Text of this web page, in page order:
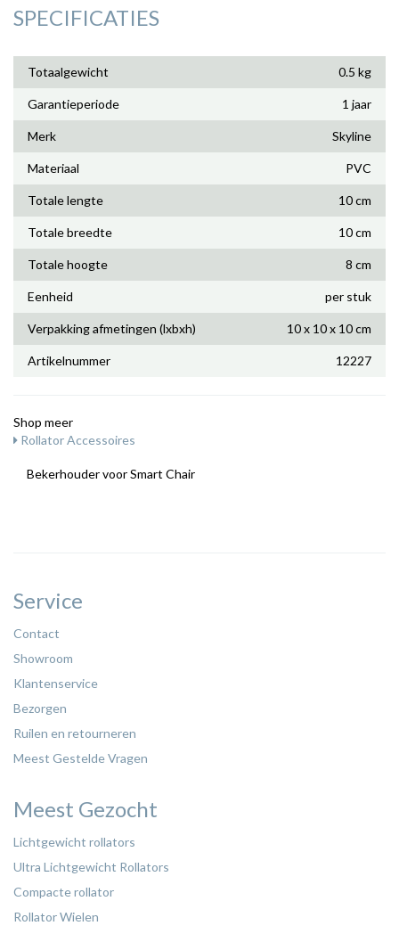
SPECIFICATIES
Totaalgewicht 0.5 kg
Garantieperiode 1 jaar
Merk Skyline
Materiaal PVC
Totale lengte 10 cm
Totale breedte 10 cm
Totale hoogte 8 cm
Eenheid per stuk
Verpakking afmetingen (lxbxh) 10 x 10 x 10 cm
Artikelnummer 12227
Shop meer
Rollator Accessoires
Bekerhouder voor Smart Chair
Service
Contact
Showroom
Klantenservice
Bezorgen
Ruilen en retourneren
Meest Gestelde Vragen
Meest Gezocht
Lichtgewicht rollators
Ultra Lichtgewicht Rollators
Compacte rollator
Rollator Wielen